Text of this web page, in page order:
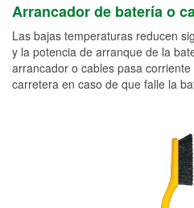
Arrancador de batería o
Las bajas temperaturas reducen
y la potencia de arranque de la
arrancador o cables pasa
carretera en caso de que falle la